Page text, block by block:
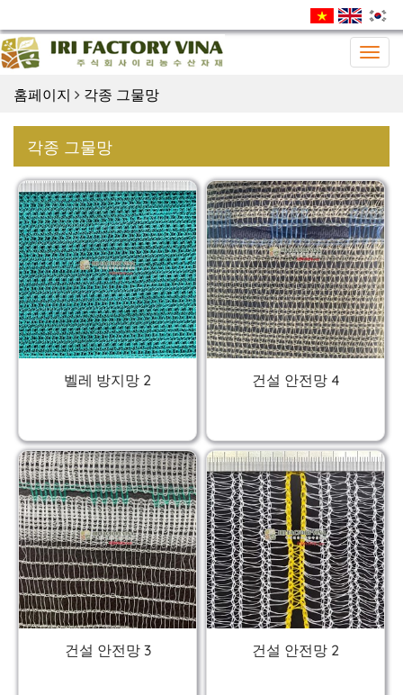
홈페이지
각종 그물망
각종 그물망
벨레 방지망 2 건설 안전망 4
건설 안전망 3 건설 안전망 2